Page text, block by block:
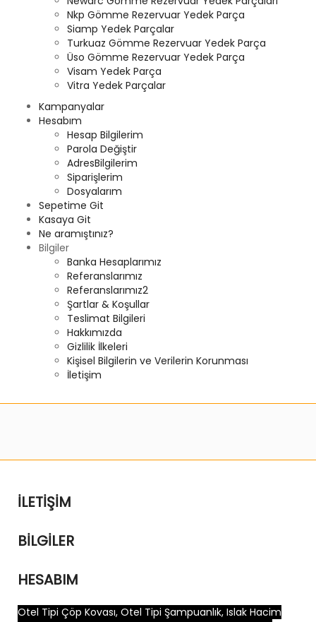
Nkp Gömme Rezervuar Yedek Parça
Siamp Yedek Parçalar
Turkuaz Gömme Rezervuar Yedek Parça
Üso Gömme Rezervuar Yedek Parça
Visam Yedek Parça
Vitra Yedek Parçalar
Kampanyalar
Hesabım
Hesap Bilgilerim
Parola Değiştir
AdresBilgilerim
Siparişlerim
Dosyalarım
Sepetime Git
Kasaya Git
Ne aramıştınız?
Bilgiler
Banka Hesaplarımız
Referanslarımız
Referanslarımız2
Şartlar & Koşullar
Teslimat Bilgileri
Hakkımızda
Gizlilik İlkeleri
Kişisel Bilgilerin ve Verilerin Korunması
İletişim
İLETIŞIM
BILGILER
HESABIM
Otel Tipi Çöp Kovası, Otel Tipi Şampuanlık, Islak Hacim